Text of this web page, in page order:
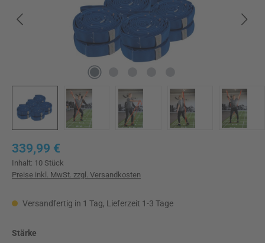
Regulärer Preis:
339,99 €
Inhalt: 10 Stück
Preise inkl. MwSt. zzgl. Versandkosten
Versandfertig in 1 Tag, Lieferzeit 1-3 Tage
Stärke